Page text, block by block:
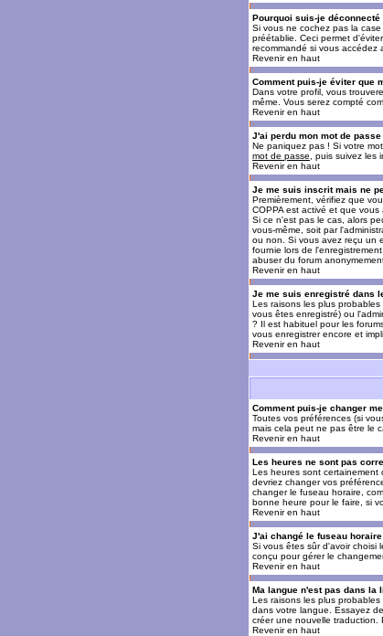
Pourquoi suis-je déconnecté
Si vous ne cochez pas la case
préétablie. Ceci permet
recommandé si vous accédez
Revenir en haut
Comment puis-je éviter que
Dans votre profil, vous
même. Vous serez compté
Revenir en haut
J'ai perdu mon mot de passe
Ne paniquez pas ! Si votre
mot de passe , puis suivez
Revenir en haut
Je me suis inscrit mais ne
Premièrement, vérifiez que
COPPA est activé et que vous
Si ce n'est pas le cas, alors
vous-même, soit par
ou non. Si vous avez reçu un
fournie lors de
abuser du forum
Revenir en haut
Je me suis enregistré dans
Les raisons les plus
vous êtes enregistré) ou
? Il est habituel pour les
vous enregistrer encore et
Revenir en haut
Comment puis-je changer
Toutes vos préférences (si
mais cela peut ne pas être le
Revenir en haut
Les heures ne sont pas
Les heures sont certainement
devriez changer vos
changer le fuseau horaire,
bonne heure pour le faire, si
Revenir en haut
J'ai changé le fuseau
Si vous êtes sûr d'avoir choisi
conçu pour gérer le
Revenir en haut
Ma langue n'est pas dans la
Les raisons les plus
dans votre langue. Essayez
créer une nouvelle traduction.
Revenir en haut